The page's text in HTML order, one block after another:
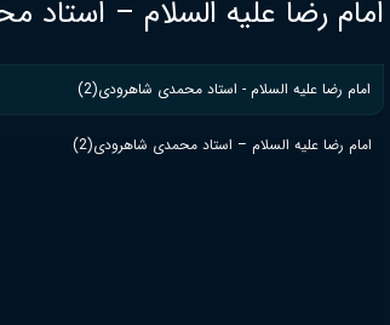
امام رضا علیه السلام – استاد
امام رضا علیه السلام - استاد محمدی شاهرودی(2)
امام رضا علیه السلام – استاد محمدی شاهرودی(2)